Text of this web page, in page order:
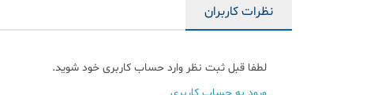
نظرات کاربران
لطفا قبل ثبت نظر وارد حساب کاربری خود شوید.